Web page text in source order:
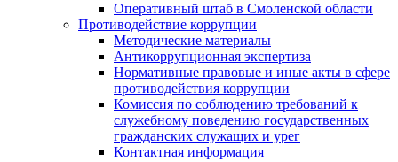
Оперативный штаб в Смоленской области
Противодействие коррупции
Методические материалы
Антикоррупционная экспертиза
Нормативные правовые и иные акты в сфере
противодействия коррупции
Комиссия по соблюдению требований к
служебному поведению государственных
гражданских служащих и урег
Контактная информация